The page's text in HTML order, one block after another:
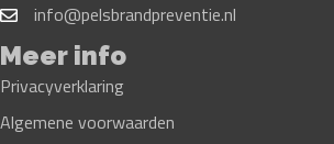
info@pelsbrandpreventie.nl
Meer info
Privacyverklaring
Algemene voorwaarden